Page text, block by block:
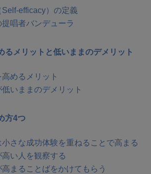
efficacy）の定義
唱者バンデューラ
るメリットと低いままのデメリット
めるメリット
いままのデメリット
方4つ
さな成功体験を重ねることで高まる
い人を観察する
まることばをかけてもらう